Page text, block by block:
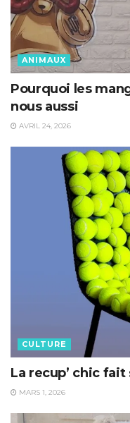
ANIMAUX
Pourquoi les
nous aussi
AVRIL 24, 2026
CULTURE
La recup’ chic
MARS 1, 2026